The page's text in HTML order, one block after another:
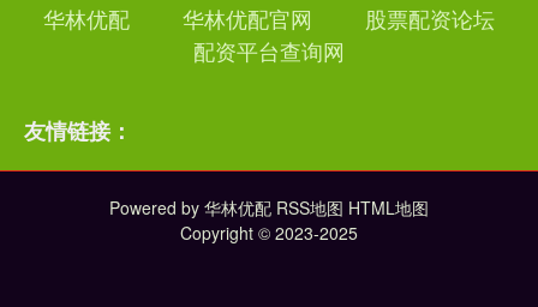
华林优配 华林优配官网
股票配资论坛
配资平台查询网
友情链接：
Powered by 华林优配 RSS地图 HTML地图
Copyright © 2023-2025